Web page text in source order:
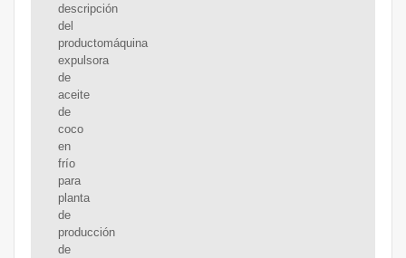
descripción
del
productomáquina
expulsora
de
aceite
de
coco
en
frío
para
planta
de
producción
de